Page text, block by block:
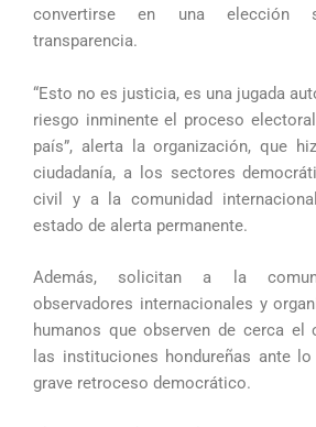
convertirse en una elección
transparencia.
“Esto no es justicia, es una jugada
riesgo inminente el proceso
país”, alerta la organización, que
ciudadanía, a los sectores
civil y a la comunidad
estado de alerta permanente.
Además, solicitan a la
observadores internacionales y
humanos que observen de cerca el
las instituciones hondureñas ante
grave retroceso democrático.